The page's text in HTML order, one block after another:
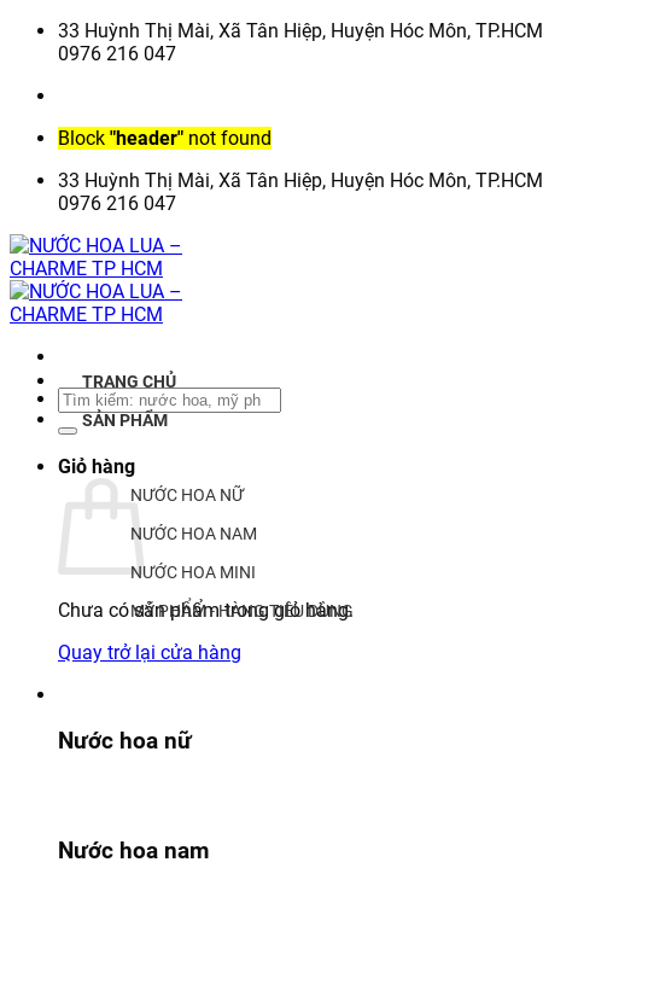
Chuyển
dung
33 Huỳnh Thị Mài, Xã Tân Hiệp, Huyện Hóc Môn, TP.HCM
0976 216 047
Block "header" not found
33 Huỳnh Thị Mài, Xã Tân Hiệp, Huyện Hóc Môn, TP.HCM
0976 216 047
Tìm
kiếm:
Giỏ hàng
Chưa có sản phẩm trong giỏ hàng.
Quay trở lại cửa hàng
TRANG CHỦ
SẢN PHẨM
NƯỚC HOA NỮ
NƯỚC HOA NAM
NƯỚC HOA MINI
MỸ PHẨM - HÀNG TIÊU DÙNG
Nước hoa nữ
Nước hoa nam